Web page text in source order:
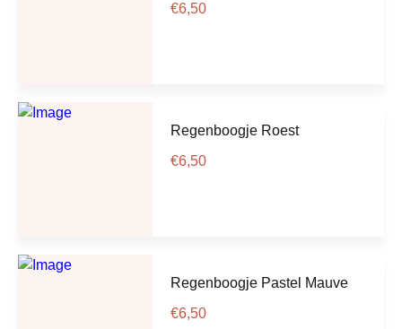
€6,50
Regenboogje Roest
€6,50
Regenboogje Pastel Mauve
€6,50